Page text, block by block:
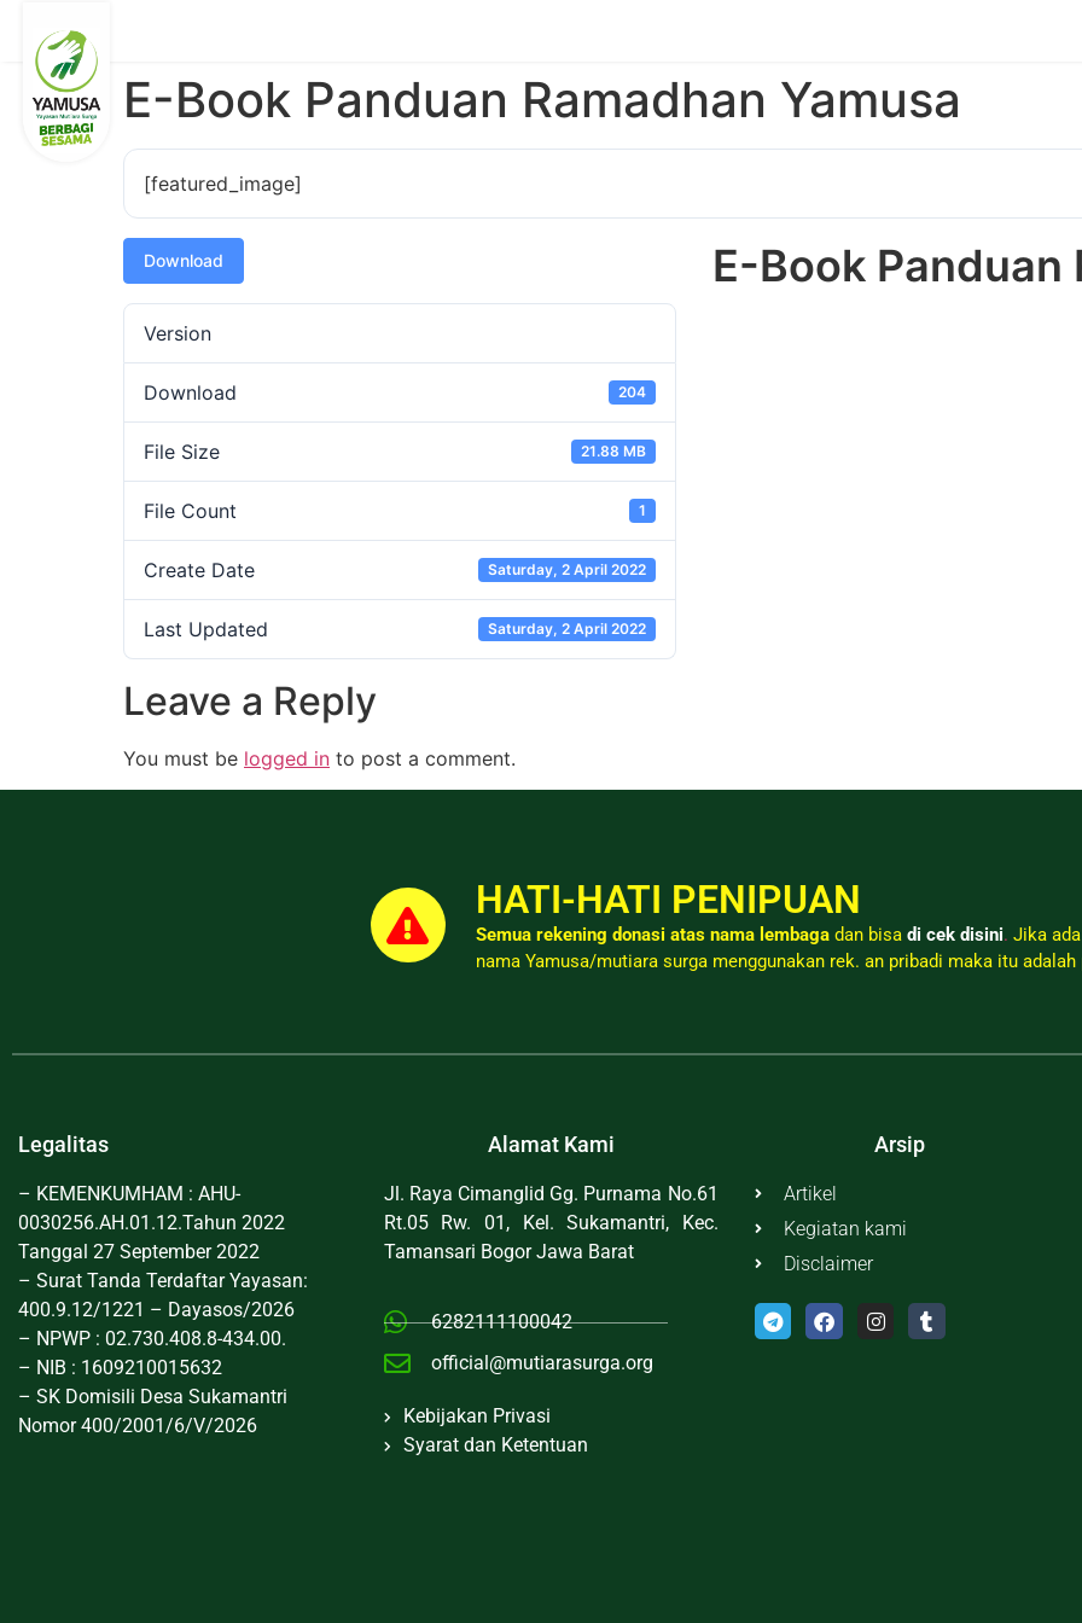
E-Book Panduan Ramadhan Yamusa
[featured_image]
Download
Version
Download 204
File Size 21.88 MB
File Count 1
Create Date Saturday, 2 April 2022
Last Updated Saturday, 2 April 2022
E-Book Panduan
Leave a Reply
You must be logged in to post a comment.
HATI-HATI PENIPUAN
Semua rekening donasi atas nama lembaga dan bisa di cek disini. Jika
nama Yamusa/mutiara surga menggunakan rek. an pribadi maka itu adalah
Legalitas
– KEMENKUMHAM : AHU-
0030256.AH.01.12.Tahun 2022
Tanggal 27 September 2022
– Surat Tanda Terdaftar Yayasan:
400.9.12/1221 – Dayasos/2026
– NPWP : 02.730.408.8-434.00.
– NIB : 1609210015632
– SK Domisili Desa Sukamantri
Nomor 400/2001/6/V/2026
Alamat Kami
Jl. Raya Cimanglid Gg. Purnama No.61
Rt.05 Rw. 01, Kel. Sukamantri, Kec.
Tamansari Bogor Jawa Barat
6282111100042
official@mutiarasurga.org
Kebijakan Privasi
Syarat dan Ketentuan
Arsip
Artikel
Kegiatan kami
Disclaimer